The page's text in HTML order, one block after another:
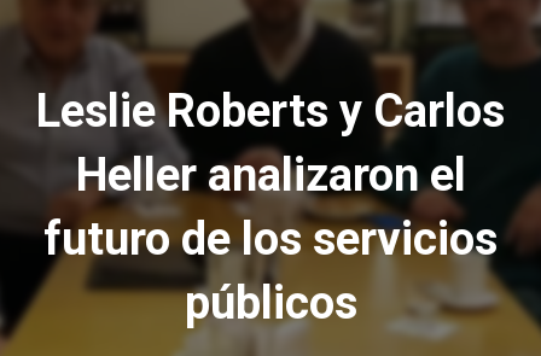
Leslie Roberts y Carlos
Heller analizaron el
futuro de los servicios
públicos